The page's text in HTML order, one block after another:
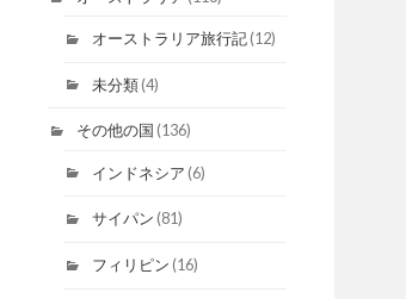
オーストラリア旅行記(12)
未分類(4)
その他の国 (136)
インドネシア (6)
サイパン (81)
フィリピン (16)